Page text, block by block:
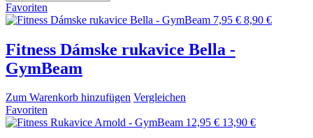
Favoriten
7,95 € 8,90 €
Fitness Dámske rukavice Bella -
GymBeam
Zum Warenkorb hinzufügen Vergleichen
Favoriten
12,95 € 13,90 €